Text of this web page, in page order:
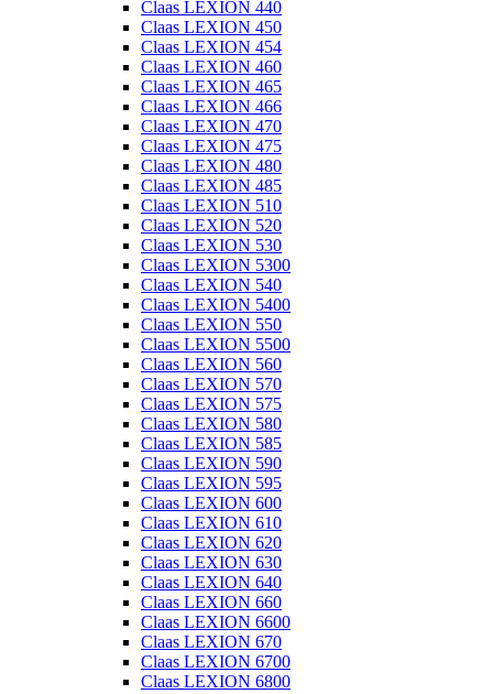
Claas LEXION 440
Claas LEXION 450
Claas LEXION 454
Claas LEXION 460
Claas LEXION 465
Claas LEXION 466
Claas LEXION 470
Claas LEXION 475
Claas LEXION 480
Claas LEXION 485
Claas LEXION 510
Claas LEXION 520
Claas LEXION 530
Claas LEXION 5300
Claas LEXION 540
Claas LEXION 5400
Claas LEXION 550
Claas LEXION 5500
Claas LEXION 560
Claas LEXION 570
Claas LEXION 575
Claas LEXION 580
Claas LEXION 585
Claas LEXION 590
Claas LEXION 595
Claas LEXION 600
Claas LEXION 610
Claas LEXION 620
Claas LEXION 630
Claas LEXION 640
Claas LEXION 660
Claas LEXION 6600
Claas LEXION 670
Claas LEXION 6700
Claas LEXION 6800